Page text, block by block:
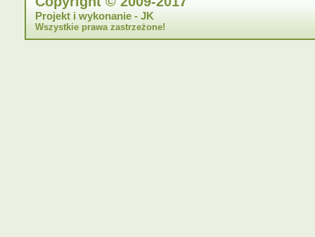
Projekt i wykonanie - JK
Wszystkie prawa zastrzeżone!